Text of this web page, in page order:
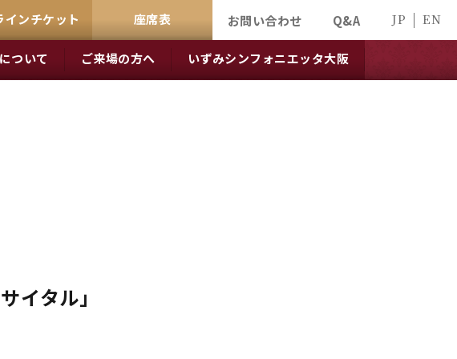
インチケット 座席表 お問い合わせ Q&A JP EN
ついて ご来場の方へ いずみシンフォニエッタ大阪
イタル」